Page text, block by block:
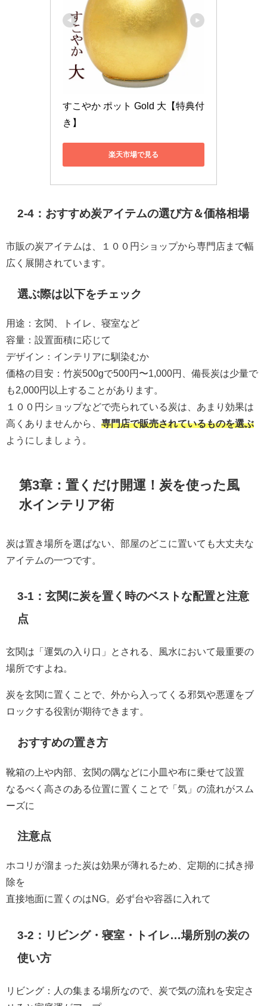
すこやか ポット Gold 大【特典付
き】
楽天市場で見る
2-4：おすすめ炭アイテムの選び方＆価格相場
市販の炭アイテムは、１００円ショップから専門店まで幅
広く展開されています。
選ぶ際は以下をチェック
用途：玄関、トイレ、寝室など
容量：設置面積に応じて
デザイン：インテリアに馴染むか
価格の目安：竹炭500gで500円〜1,000円、備長炭は少量で
も2,000円以上することがあります。
１００円ショップなどで売られている炭は、あまり効果は
高くありませんから、 専門店で販売されているものを選ぶ
ようにしましょう。
第3章：置くだけ開運！炭を使った風
水インテリア術
炭は置き場所を選ばない、部屋のどこに置いても大丈夫な
アイテムの一つです。
3-1：玄関に炭を置く時のベストな配置と注意
点
玄関は「運気の入り口」とされる、風水において最重要の
場所ですよね。
炭を玄関に置くことで、外から入ってくる邪気や悪運をブ
ロックする役割が期待できます。
おすすめの置き方
靴箱の上や内部、玄関の隅などに小皿や布に乗せて設置
なるべく高さのある位置に置くことで「気」の流れがスム
ーズに
注意点
ホコリが溜まった炭は効果が薄れるため、定期的に拭き掃
除を
直接地面に置くのはNG。必ず台や容器に入れて
3-2：リビング・寝室・トイレ…場所別の炭の
使い方
リビング：人の集まる場所なので、炭で気の流れを安定さ